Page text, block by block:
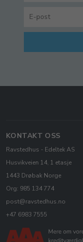
KONTAKT OSS
Ravstedhus - Edeltek AS
Husvikveien 14, 1 etasje
1443 Drøbak Norge
Org: 985 134 774
post@ravstedhus.no
+47 6983 7555